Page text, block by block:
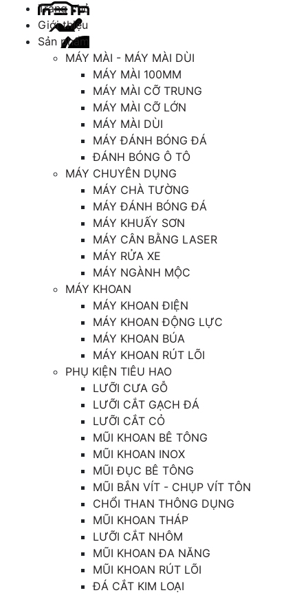
Trang chủ
Giới thiệu
Sản phẩm
MÁY MÀI - MÁY MÀI DÙI
MÁY MÀI 100MM
MÁY MÀI CỠ TRUNG
MÁY MÀI CỠ LỚN
MÁY MÀI DÙI
MÁY ĐÁNH BÓNG ĐÁ
ĐÁNH BÓNG Ô TÔ
MÁY CHUYÊN DỤNG
MÁY CHÀ TƯỜNG
MÁY ĐÁNH BÓNG ĐÁ
MÁY KHUẤY SƠN
MÁY CÂN BẰNG LASER
MÁY RỬA XE
MÁY NGÀNH MỘC
MÁY KHOAN
MÁY KHOAN ĐIỆN
MÁY KHOAN ĐỘNG LỰC
MÁY KHOAN BÚA
MÁY KHOAN RÚT LÕI
PHỤ KIỆN TIÊU HAO
LƯỠI CƯA GỖ
LƯỠI CẮT GẠCH ĐÁ
LƯỠI CẮT CỎ
MŨI KHOAN BÊ TÔNG
MŨI KHOAN INOX
MŨI ĐỤC BÊ TÔNG
MŨI BẮN VÍT - CHỤP VÍT TÔN
CHỔI THAN THÔNG DỤNG
MŨI KHOAN THÁP
LƯỠI CẮT NHÔM
MŨI KHOAN ĐA NĂNG
MŨI KHOAN RÚT LÕI
ĐÁ CẮT KIM LOẠI